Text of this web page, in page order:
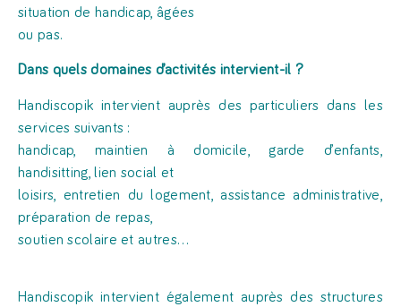
situation de handicap, âgées
ou pas.
Dans quels domaines d’activités intervient-il ?
Handiscopik intervient auprès des particuliers dans les
services suivants :
handicap, maintien à domicile, garde d’enfants,
handisitting, lien social et
loisirs, entretien du logement, assistance administrative,
préparation de repas,
soutien scolaire et autres…
Handiscopik intervient également auprès des structures